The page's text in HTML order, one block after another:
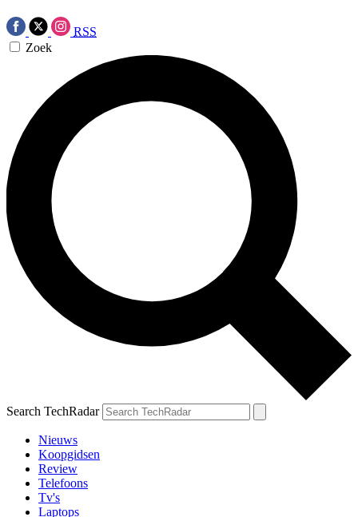
RSS
Zoek
Search TechRadar
Nieuws
Koopgidsen
Review
Telefoons
Tv's
Laptops